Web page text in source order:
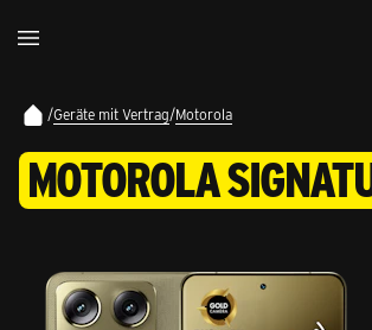
/Geräte mit Vertrag/Motorola
MOTOROLA